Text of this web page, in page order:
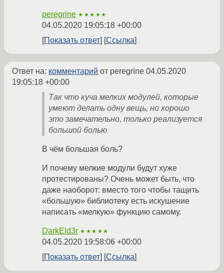
peregrine ★★★★★
04.05.2020 19:05:18 +00:00
Показать ответ
Ссылка
Ответ на: комментарий от peregrine 04.05.2020
19:05:18 +00:00
Так что куча мелких модулей, которые
умеют делать одну вещь, но хорошо
это замечательно, только реализуется
большой болью
В чём большая боль?
И почему мелкие модули будут хуже
протестированы? Очень может быть, что
даже наоборот: вместо того чтобы тащить
«большую» библиотеку есть искушение
написать «мелкую» функцию самому.
DarkEld3r ★★★★★
04.05.2020 19:58:06 +00:00
Показать ответ
Ссылка